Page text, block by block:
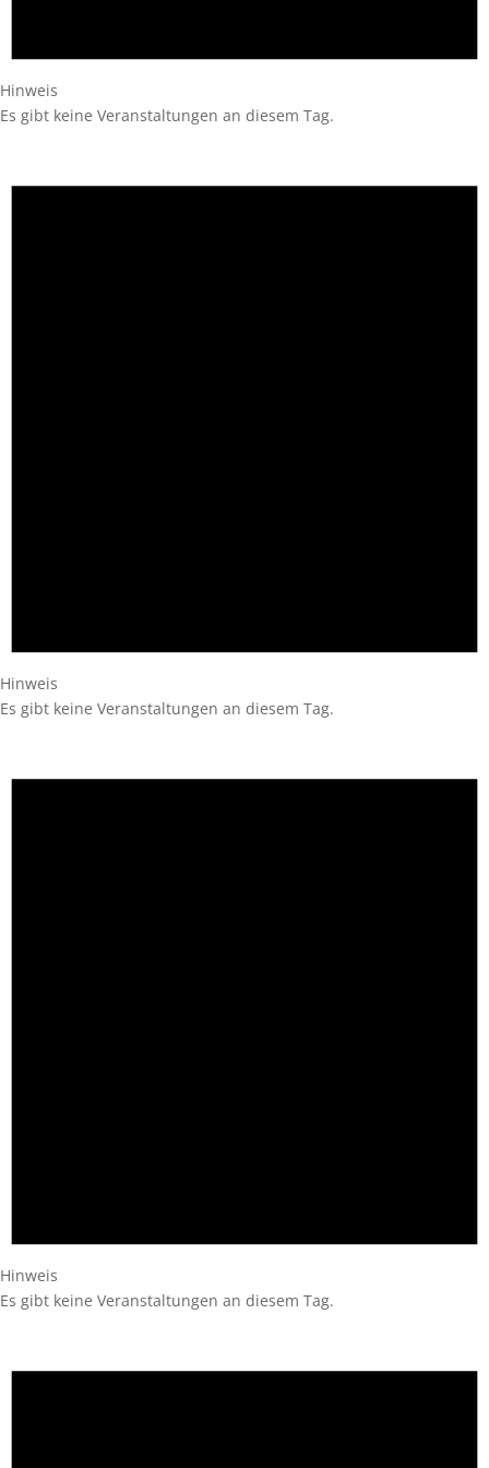
Hinweis
Es gibt keine Veranstaltungen an diesem Tag.
Hinweis
Es gibt keine Veranstaltungen an diesem Tag.
Hinweis
Es gibt keine Veranstaltungen an diesem Tag.